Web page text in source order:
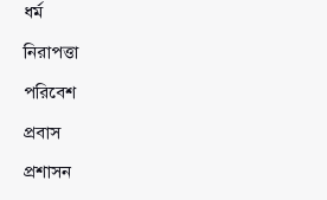
ধর্ম
নিরাপত্তা
পরিবেশ
প্রবাস
প্রশাসন